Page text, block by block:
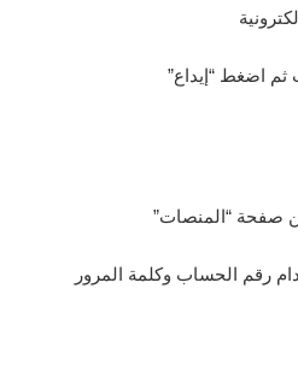
ثم اضغط “إيداع”
رقم الحساب وكلمة المرور